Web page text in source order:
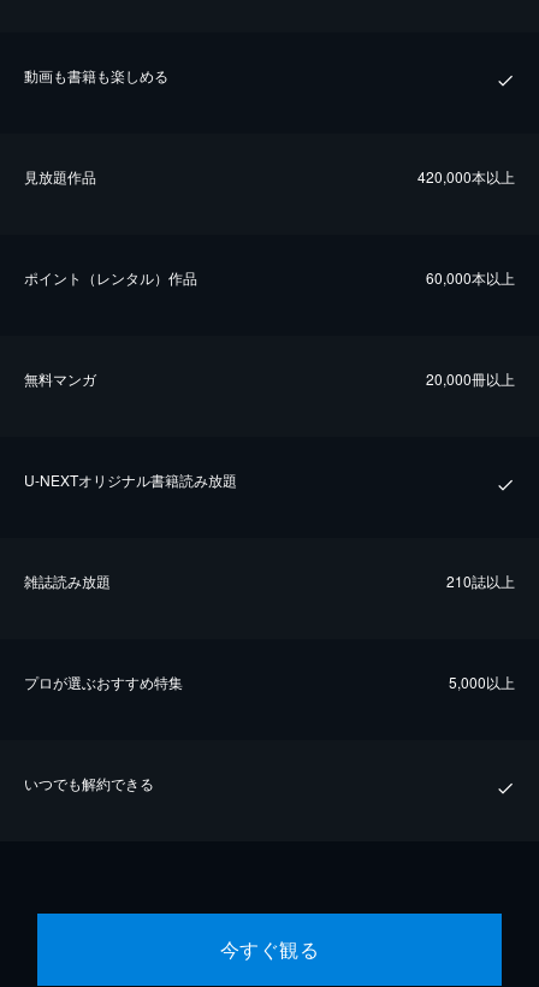
動画も書籍も楽しめる
⾒放題作品 420,000本以上
ポイント（レンタル）作品 60,000本以上
無料マンガ 20,000冊以上
U-NEXTオリジナル書籍読み放題
雑誌読み放題 210誌以上
プロが選ぶおすすめ特集 5,000以上
いつでも解約できる
今すぐ観る